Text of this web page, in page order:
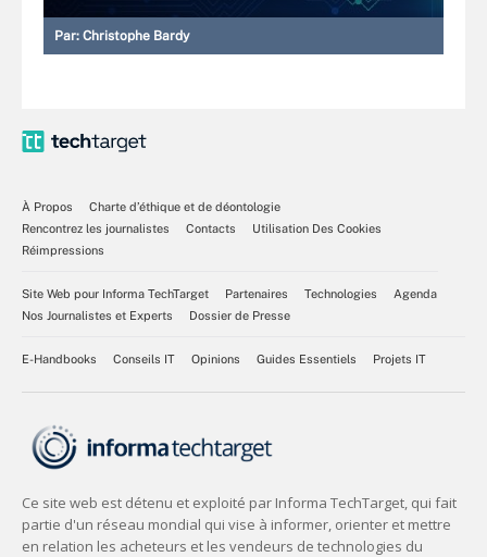
Par: Christophe Bardy
À Propos
Charte d’éthique et de déontologie
Rencontrez les journalistes
Contacts
Utilisation Des Cookies
Réimpressions
Site Web pour Informa TechTarget Partenaires Technologies
Agenda
Nos Journalistes et Experts
Dossier de Presse
E-Handbooks Conseils IT Opinions Guides Essentiels Projets IT